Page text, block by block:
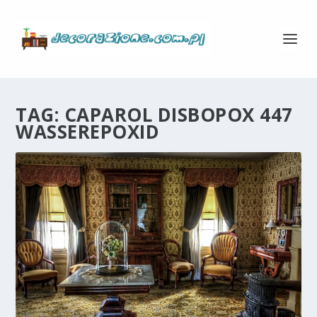
TAG: CAPAROL DISBOPOX 447
WASSEREPOXID